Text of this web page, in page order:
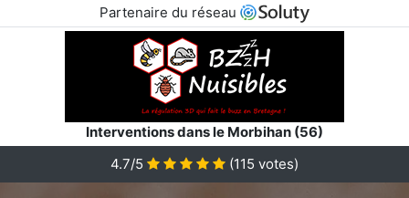
Partenaire du réseau
Interventions dans le Morbihan (56)
4.7/5 (115 votes)